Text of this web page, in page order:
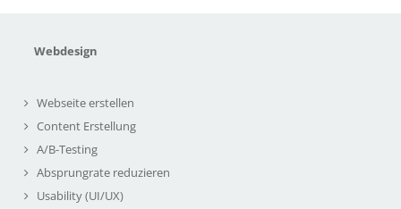
Webdesign
Webseite erstellen
Content Erstellung
A/B-Testing
Absprungrate reduzieren
Usability (UI/UX)